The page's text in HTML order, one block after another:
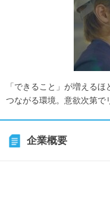
「できること」が増える
つながる環境。意欲次第で
企業概要